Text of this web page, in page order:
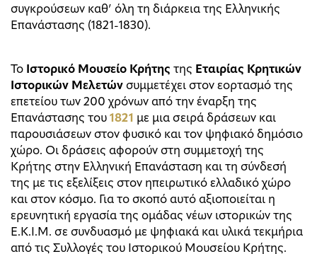
συγκρούσεων καθ’ όλη τη διάρκεια της Ελληνικής
Επανάστασης (1821-1830).
Το Ιστορικό Μουσείο Κρήτης της Εταιρίας Κρητικών
Ιστορικών Μελετών συμμετέχει στον εορτασμό της
επετείου των 200 χρόνων από την έναρξη της
Επανάστασης του 1821 με μια σειρά δράσεων και
παρουσιάσεων στον φυσικό και τον ψηφιακό δημόσιο
χώρο. Οι δράσεις αφορούν στη συμμετοχή της
Κρήτης στην Ελληνική Επανάσταση και τη σύνδεσή
της με τις εξελίξεις στον ηπειρωτικό ελλαδικό χώρο
και στον κόσμο. Για το σκοπό αυτό αξιοποιείται η
ερευνητική εργασία της ομάδας νέων ιστορικών της
Ε.Κ.Ι.Μ. σε συνδυασμό με ψηφιακά και υλικά τεκμήρια
από τις Συλλογές του Ιστορικού Μουσείου Κρήτης.